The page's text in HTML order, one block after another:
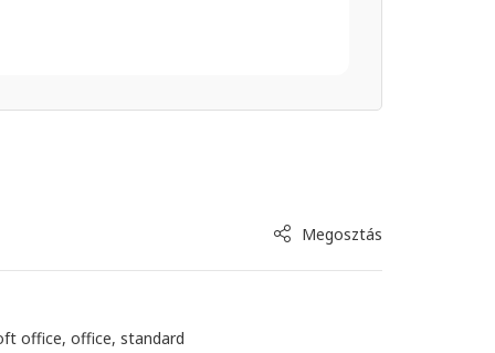
Megosztás
office,office,standard